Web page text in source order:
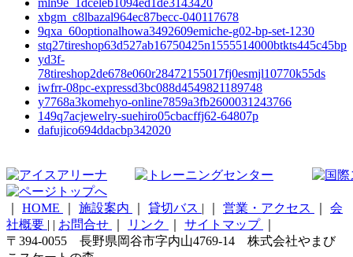
mln9e_1dceleb1094ed1de3143420
xbgm_c8lbazal964ec87becc-040117678
9qxa_60optionalhowa3492609emiche-g02-bp-set-1230
stq27tireshop63d527ab16750425n1555514000btkts445c45bp
yd3f-
78tireshop2de678e060r28472155017fj0esmjl10770k55ds
iwfrr-08pc-expressd3bc088d4549821189748
y7768a3komehyo-online7859a3fb2600031243766
149q7acjewelry-suehiro05cbacffj62-64807p
dafujico694ddacbp342020
HOME 施設案内 貸切バス | 営業・アクセス
会
社概要 | | お問合せ リンク サイトマップ
〒394-0055 長野県岡谷市字内山4769-14 株式会社やまび